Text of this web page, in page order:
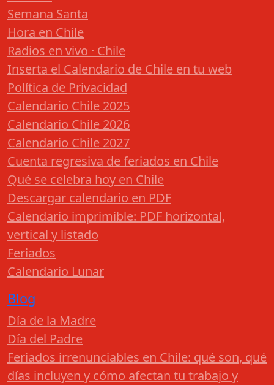
Semana Santa
Hora en Chile
Radios en vivo · Chile
Inserta el Calendario de Chile en tu web
Política de Privacidad
Calendario Chile 2025
Calendario Chile 2026
Calendario Chile 2027
Cuenta regresiva de feriados en Chile
Qué se celebra hoy en Chile
Descargar calendario en PDF
Calendario imprimible: PDF horizontal,
vertical y listado
Feriados
Calendario Lunar
Blog
Día de la Madre
Día del Padre
Feriados irrenunciables en Chile: qué son, qué
días incluyen y cómo afectan tu trabajo y